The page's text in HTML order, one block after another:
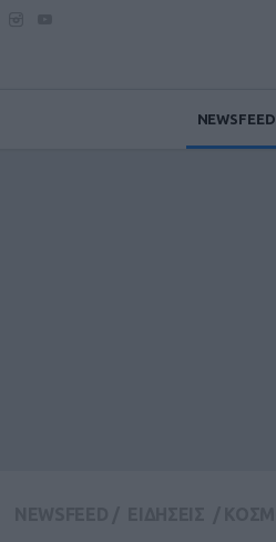
NEWSFEED